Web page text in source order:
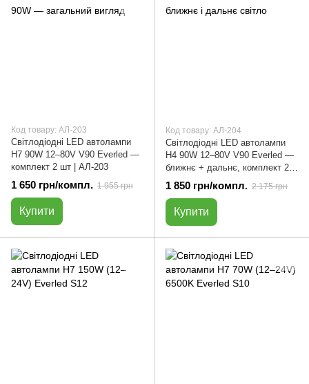
Код товару: АЛ-203
Світлодіодні LED автолампи
H7 90W 12–80V V90 Everled —
комплект 2 шт | АЛ-203
1 650 грн/компл. 1 955 грн
Купити
Код товару: АЛ-204
Світлодіодні LED автолампи
H4 90W 12–80V V90 Everled —
ближнє + дальнє, комплект 2
шт | АЛ-204
1 850 грн/компл. 2 175 грн
Купити